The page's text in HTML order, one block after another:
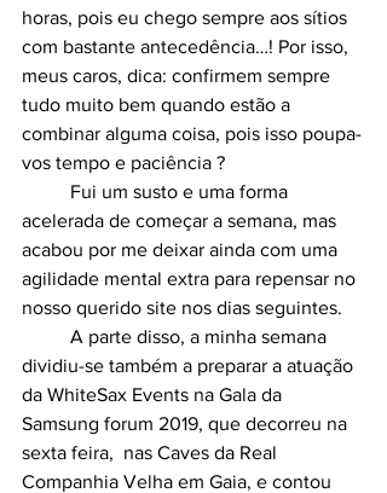
horas, pois eu chego sempre aos sítios
com bastante antecedência…! Por isso,
meus caros, dica: confirmem sempre
tudo muito bem quando estão a
combinar alguma coisa, pois isso poupa-
vos tempo e paciência ?
acelerada de começar a semana, mas
acabou por me deixar ainda com uma
agilidade mental extra para repensar no
nosso querido site nos dias seguintes.
dividiu-se também a preparar a atuação
da WhiteSax Events na Gala da
Samsung forum 2019, que decorreu na
sexta feira,  nas Caves da Real
Companhia Velha em Gaia, e contou